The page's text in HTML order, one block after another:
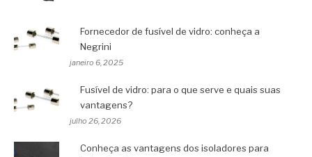
Fornecedor de fusível de vidro: conheça a
Negrini
janeiro 6, 2025
Fusível de vidro: para o que serve e quais suas
vantagens?
julho 26, 2026
Conheça as vantagens dos isoladores para